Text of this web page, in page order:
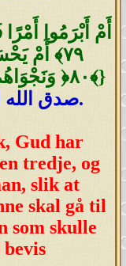
وَنَجْوَاهُم ۚ بَلَىٰ وَرُسُلُنَا لَدَيْهِمْ يَكْتُبُونَ ‎﴿٨٠﴾}
صدق الله العظيم [سورة الزخرف].
Gud har
tredje, og
slik at
skal gå til
som skulle